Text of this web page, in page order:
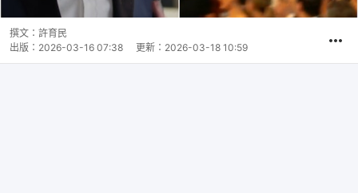
撰文： 許育民
出版： 2026-03-16 07:38 更新： 2026-03-18 10:59